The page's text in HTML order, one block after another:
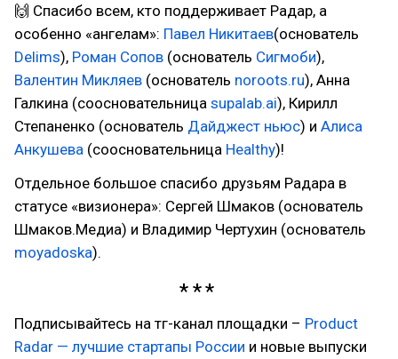
🙌 Спасибо всем, кто поддерживает Радар, а
особенно «ангелам»: Павел Никитаев(основатель
Delims), Роман Сопов (основатель Сигмоби),
Валентин Микляев (основатель noroots.ru), Анна
Галкина (соосновательница supalab.ai), Кирилл
Степаненко (основатель Дайджест ньюс) и Алиса
Анкушева (соосновательница Healthy)!
Отдельное большое спасибо друзьям Радара в
статусе «визионера»: Сергей Шмаков (основатель
Шмаков.Медиа) и Владимир Чертухин (основатель
moyadoska).
Подписывайтесь на тг-канал площадки – Product
Radar — лучшие стартапы России и новые выпуски